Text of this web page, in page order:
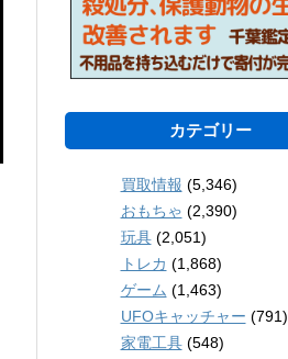
カテゴリー
買取情報 (5,346)
おもちゃ (2,390)
玩具(2,051)
トレカ (1,868)
ゲーム (1,463)
UFOキャッチャー (791)
家電工具(548)